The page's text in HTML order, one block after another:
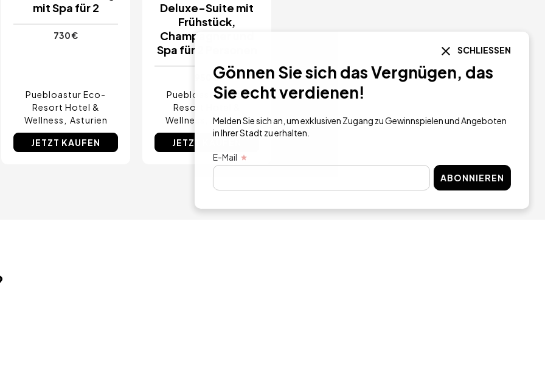
mit Spa für 2
730 €
Puebloastur Eco-
Resort Hotel &
Wellness
Asturien
JETZT KAUFEN
Deluxe-Suite mit
Frühstück,
Champagner und
Spa für 2 Personen
950 €
Puebloastur Eco-
Resort Hotel &
Wellness
Asturien
JETZT KAUFEN
SCHLIESSEN
Gönnen Sie sich das Vergnügen, das
Sie echt verdienen!
Melden Sie sich an, um exklusiven Zugang zu Gewinnspielen und Angeboten
in Ihrer Stadt zu erhalten.
E-Mail
ABONNIEREN